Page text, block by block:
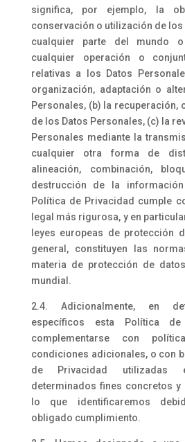
significa, por ejemplo, la
conservación o utilización de los
cualquier parte del mundo
cualquier operación o
relativas a los Datos
organización, adaptación o
Personales, (b) la recuperación,
de los Datos Personales, (c) la
Personales mediante la
cualquier otra forma de
alineación, combinación,
destrucción de la
Política de Privacidad cumple
legal más rigurosa, y en
leyes europeas de protección
general, constituyen las
materia de protección de
mundial.
2.4. Adicionalmente, en
específicos esta Política
complementarse con
condiciones adicionales, o con
de Privacidad utilizadas
determinados fines concretos
lo que identificaremos
obligado cumplimiento.